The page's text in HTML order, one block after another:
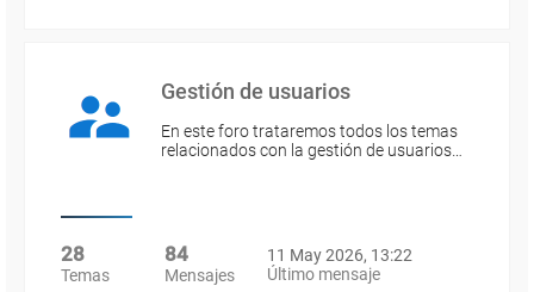
Gestión de usuarios
En este foro trataremos todos los temas
relacionados con la gestión de usuarios…
28
Temas
84
Mensajes
11 May 2026, 13:22
Último mensaje